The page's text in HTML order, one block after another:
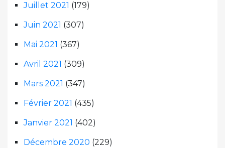
Juillet 2021 (179)
Juin 2021 (307)
Mai 2021 (367)
Avril 2021 (309)
Mars 2021 (347)
Février 2021 (435)
Janvier 2021 (402)
Décembre 2020 (229)